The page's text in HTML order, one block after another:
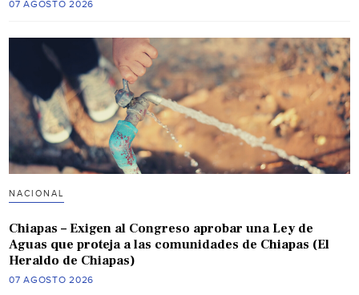
07 AGOSTO 2026
NACIONAL
Chiapas – Exigen al Congreso aprobar una Ley de
Aguas que proteja a las comunidades de Chiapas (El
Heraldo de Chiapas)
07 AGOSTO 2026